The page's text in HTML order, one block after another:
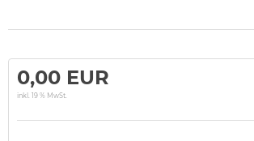
0,00 EUR
inkl. 19 % MwSt.